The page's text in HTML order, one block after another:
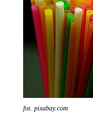
fot. pixabay.com